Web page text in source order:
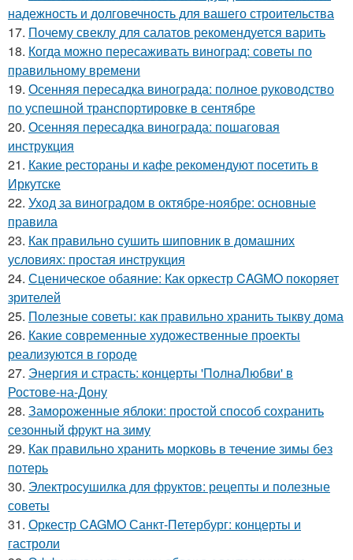
надежность и долговечность для вашего строительства
17. Почему свеклу для салатов рекомендуется варить
18. Когда можно пересаживать виноград: советы по
правильному времени
19. Осенняя пересадка винограда: полное руководство
по успешной транспортировке в сентябре
20. Осенняя пересадка винограда: пошаговая
инструкция
21. Какие рестораны и кафе рекомендуют посетить в
Иркутске
22. Уход за виноградом в октябре-ноябре: основные
правила
23. Как правильно сушить шиповник в домашних
условиях: простая инструкция
24. Сценическое обаяние: Как оркестр CAGMO покоряет
зрителей
25. Полезные советы: как правильно хранить тыкву дома
26. Какие современные художественные проекты
реализуются в городе
27. Энергия и страсть: концерты 'ПолнаЛюбви' в
Ростове-на-Дону
28. Замороженные яблоки: простой способ сохранить
сезонный фрукт на зиму
29. Как правильно хранить морковь в течение зимы без
потерь
30. Электросушилка для фруктов: рецепты и полезные
советы
31. Оркестр CAGMO Санкт-Петербург: концерты и
гастроли